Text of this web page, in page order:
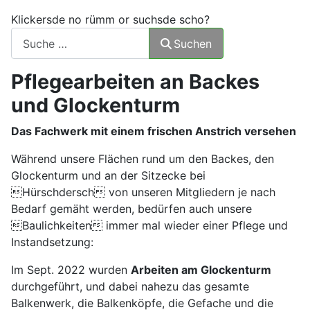
Klickersde no rümm or suchsde scho?
Suchen
Pflegearbeiten an Backes
und Glockenturm
Das Fachwerk mit einem frischen Anstrich versehen
Während unsere Flächen rund um den Backes, den
Glockenturm und an der Sitzecke bei
Hürschdersch von unseren Mitgliedern je nach
Bedarf gemäht werden, bedürfen auch unsere
Baulichkeiten immer mal wieder einer Pflege und
Instandsetzung:
Im Sept. 2022 wurden Arbeiten am Glockenturm
durchgeführt, und dabei nahezu das gesamte
Balkenwerk, die Balkenköpfe, die Gefache und die